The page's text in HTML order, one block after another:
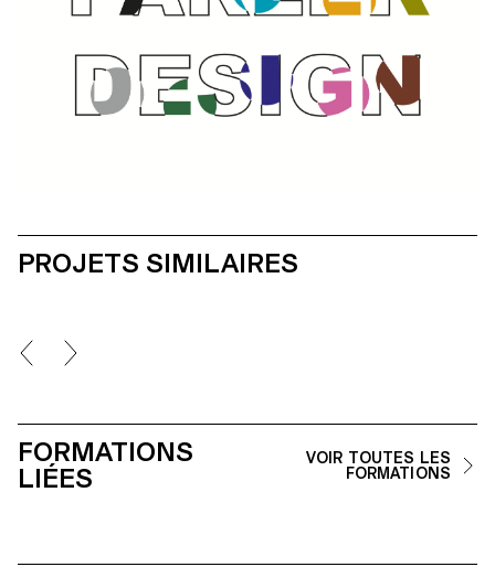
PROJETS SIMILAIRES
FORMATIONS
LIÉES
VOIR TOUTES LES
FORMATIONS